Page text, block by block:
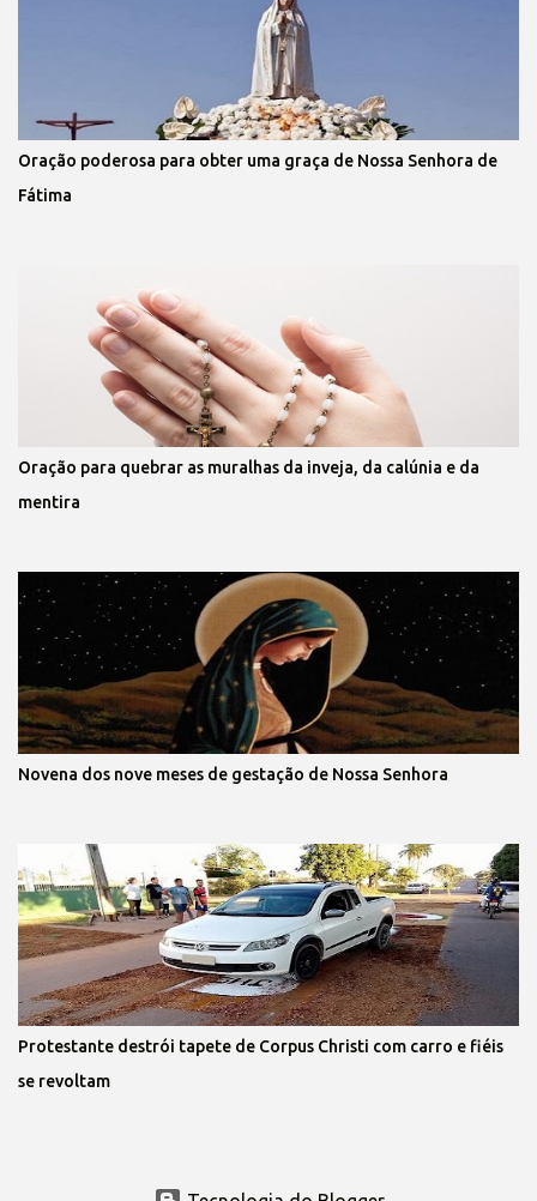
Oração poderosa para obter uma graça de Nossa Senhora de
Fátima
Oração para quebrar as muralhas da inveja, da calúnia e da
mentira
Novena dos nove meses de gestação de Nossa Senhora
Protestante destrói tapete de Corpus Christi com carro e fiéis
se revoltam